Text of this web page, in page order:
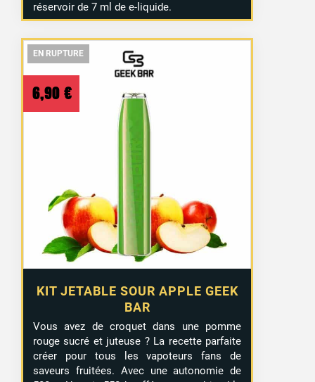
réservoir de 7 ml de e-liquide.
EN RUPTURE
EN RUPTURE
KIT JETABLE SOUR APPLE GEEK
BAR
6,90 €
Vous avez de croquet dans une pomme
rouge sucré et juteuse ? La recette parfaite
créer pour tous les vapoteurs fans de
saveurs fruitées. Avec une autonomie de
EN RUPTURE